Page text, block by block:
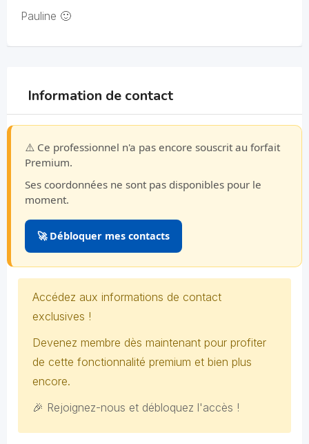
Pauline 🙂
Information de contact
⚠️ Ce professionnel n'a pas encore souscrit au forfait
Premium.
Ses coordonnées ne sont pas disponibles pour le
moment.
🚀 Débloquer mes contacts
Accédez aux informations de contact
exclusives !
Devenez membre dès maintenant pour profiter
de cette fonctionnalité premium et bien plus
encore.
🎉 Rejoignez-nous et débloquez l'accès !